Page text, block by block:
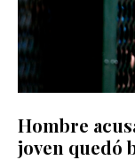
Hombre
joven quedó